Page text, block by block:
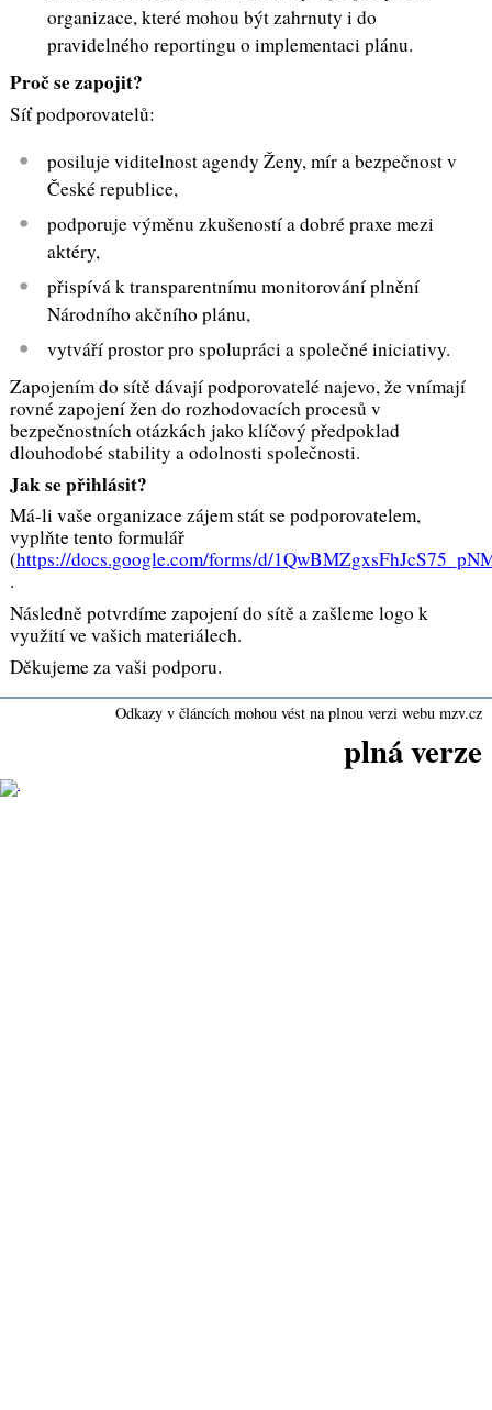
organizace, které mohou být zahrnuty i do
pravidelného reportingu o implementaci plánu.
Proč se zapojit?
Síť podporovatelů:
posiluje viditelnost agendy Ženy, mír a bezpečnost v
České republice,
podporuje výměnu zkušeností a dobré praxe mezi
aktéry,
přispívá k transparentnímu monitorování plnění
Národního akčního plánu,
vytváří prostor pro spolupráci a společné iniciativy.
Zapojením do sítě dávají podporovatelé najevo, že vnímají
rovné zapojení žen do rozhodovacích procesů v
bezpečnostních otázkách jako klíčový předpoklad
dlouhodobé stability a odolnosti společnosti.
Jak se přihlásit?
Má-li vaše organizace zájem stát se podporovatelem,
vyplňte tento formulář
(https://docs.google.com/forms/d/
.
Následně potvrdíme zapojení do sítě a zašleme logo k
využití ve vašich materiálech.
Děkujeme za vaši podporu.
Odkazy v článcích mohou vést na plnou verzi webu mzv.cz
plná verze